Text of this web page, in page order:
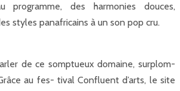
programme, des harmonies douces,
styles panafricains à un son pop cru.
de ce somptueux domaine, surplom-
au fes- tival Confluent d’arts, le site